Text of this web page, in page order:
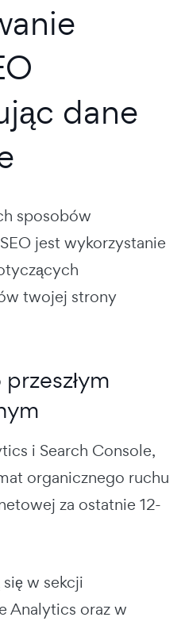
dane
sposobów
jest wykorzystanie
twojej strony
i Search Console,
organicznego ruchu
za ostatnie 12-
w sekcji
Analytics oraz w